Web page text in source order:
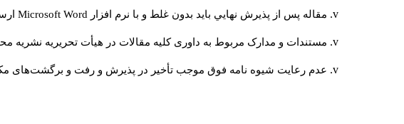
مقاله پس از پذيرش نهايي باید بدون غلط و با نرم افزار Microsoft Word
مستندات و مدارک مربوط به داوری کلیه مقالات در هیأت تحریریه نشریه
عدم رعایت شیوه نامه فوق موجب تأخیر در پذیرش و رفت و برگشت‌‌های